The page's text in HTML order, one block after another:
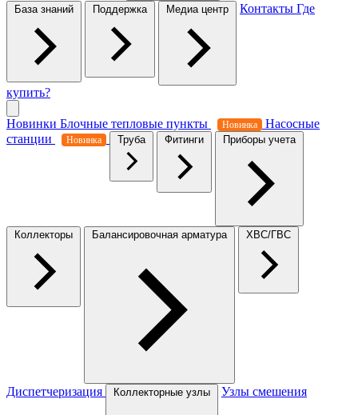
База знаний Поддержка Медиа центр Контакты Где
купить?
Новинки Блочные тепловые пункты Новинка
Насосные
станции
Новинка Труба Фитинги Приборы учета
Коллекторы Балансировочная арматура ХВС/ГВС
Диспетчеризация Коллекторные узлы Узлы смешения